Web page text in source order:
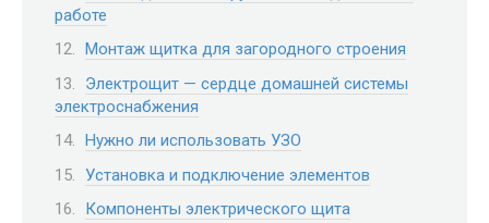
работе
Монтаж щитка для загородного строения
Электрощит — сердце домашней системы
электроснабжения
Нужно ли использовать УЗО
Установка и подключение элементов
Компоненты электрического щита